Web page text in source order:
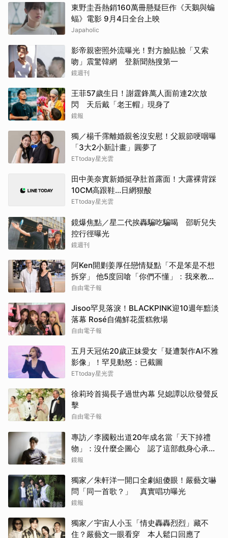
東野圭吾熱銷160萬冊懸疑巨作《天鵝與蝙
蝠》電影 9月4日全台上映
Japaholic
影帝親密照外流曝光！對方臉貼臉「又索
吻」震驚韓網 登新聞熱搜第一
鏡週刊
王菲57歲生日！謝霆鋒萬人面前連2次放
閃 天后戴「老王帽」現身了
鏡報
獨／楊千霈離婚親爸沒安慰！父親節哽咽曝
「3大2小新計畫」圓夢了
ETtoday星光雲
田中美奈實新婚挺孕肚首露面！大露裸背踩
10CM高跟鞋…日網狠酸
ETtoday星光雲
鏡爆焦點／星二代挨轟騙吃騙喝 邵昕兒失
控行徑曝光
鏡週刊
阿Ken開剿姜厚任戀情疑點「不是笨是不想
拆穿」 他5度回嗆「你們不懂」：我來教育
你們
自由電子報
Jisoo罕見落淚！BLACKPINK迎10週年黯淡
落幕 Rosé自備鮮花蛋糕救場
自由電子報
五月天冠佑20歲正妹愛女「疑遭製作AI不雅
影像」！罕見動怒：已截圖
ETtoday星光雲
徐莉玲首揭長子過世內幕 兒媳譚以欣發聲反
擊
自由電子報
專訪／李國毅出道20年成名當「天下掉禮
物」：沒什麼企圖心 認了這部戲身心承受
壓力最大
鏡報
獨家／朱軒洋一開口全劇組傻眼！嚴藝文嚇
問「同一首歌？」 真實唱功曝光
鏡報
獨家／宇宙人小玉「情史轟轟烈烈」藏不
住？嚴藝文一眼看穿 本人鬆口回應了